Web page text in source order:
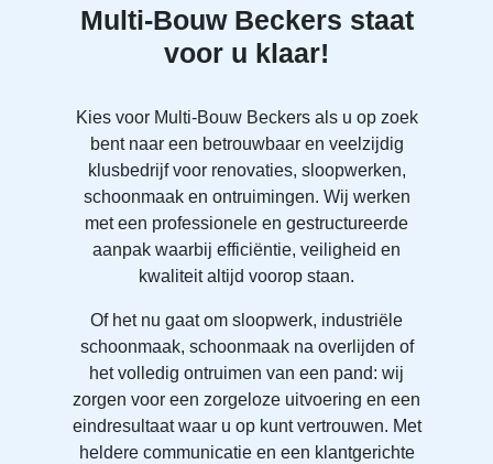
Multi‑Bouw Beckers staat
voor u klaar!
Kies voor Multi‑Bouw Beckers als u op zoek
bent naar een betrouwbaar en veelzijdig
klusbedrijf voor renovaties, sloopwerken,
schoonmaak en ontruimingen. Wij werken
met een professionele en gestructureerde
aanpak waarbij efficiëntie, veiligheid en
kwaliteit altijd voorop staan.
Of het nu gaat om sloopwerk, industriële
schoonmaak, schoonmaak na overlijden of
het volledig ontruimen van een pand: wij
zorgen voor een zorgeloze uitvoering en een
eindresultaat waar u op kunt vertrouwen. Met
heldere communicatie en een klantgerichte